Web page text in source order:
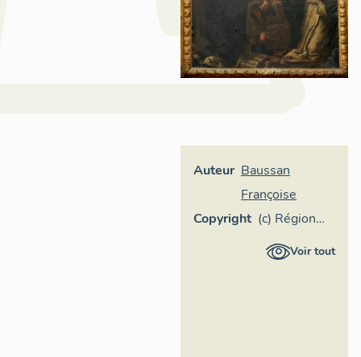
Auteur Baussan
Françoise
Copyright (c) Région
Provence-Voir tout